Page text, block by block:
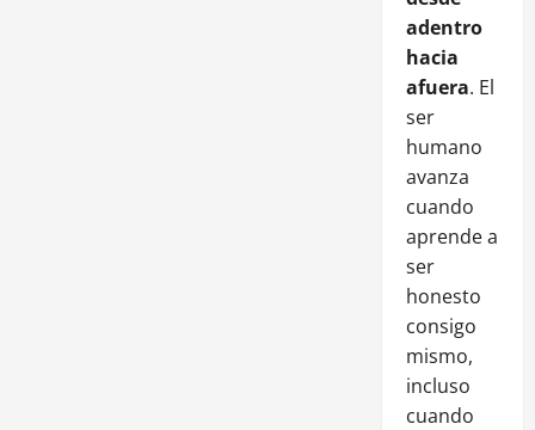
adentro
hacia
afuera. El
ser
humano
avanza
cuando
aprende a
ser
honesto
consigo
mismo,
incluso
cuando